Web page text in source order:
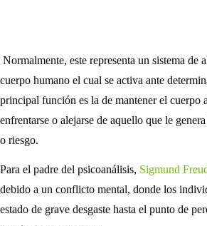
Normalmente, este representa un sistema de
cuerpo humano el cual se activa ante
principal función es la de mantener el cuerpo
enfrentarse o alejarse de aquello que le
o riesgo.
Para el padre del psicoanálisis, Sigmund
debido a un conflicto mental, donde los
estado de grave desgaste hasta el punto de